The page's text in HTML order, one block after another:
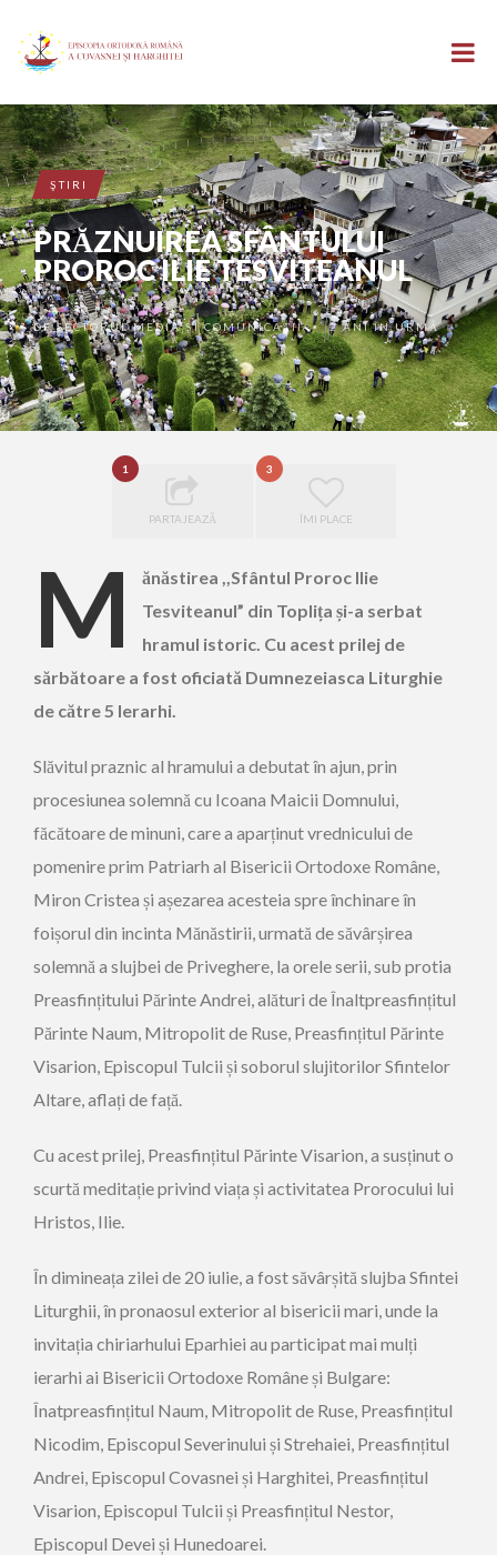
ŞTIRI
PRĂZNUIREA SFÂNTULUI
PROROC ILIE TESVITEANUL
DESECTORUL MEDIA ȘI COMUNICAȚII •2 ANI ÎN URMĂ
1
PARTAJEAZĂ
3
ÎMI PLACE
M
ănăstirea ,,Sfântul Proroc Ilie
Tesviteanul” din Toplița și-a serbat
hramul istoric. Cu acest prilej de
sărbătoare a fost oficiată Dumnezeiasca Liturghie
de către 5 Ierarhi.
Slăvitul praznic al hramului a debutat în ajun, prin
procesiunea solemnă cu Icoana Maicii Domnului,
făcătoare de minuni, care a aparținut vrednicului de
pomenire prim Patriarh al Bisericii Ortodoxe Române,
Miron Cristea și așezarea acesteia spre închinare în
foișorul din incinta Mănăstirii, urmată de săvârșirea
solemnă a slujbei de Priveghere, la orele serii, sub protia
Preasfințitului Părinte Andrei, alături de Înaltpreasfințitul
Părinte Naum, Mitropolit de Ruse, Preasfințitul Părinte
Visarion, Episcopul Tulcii și soborul slujitorilor Sfintelor
Altare, aflați de față.
Cu acest prilej, Preasfințitul Părinte Visarion, a susținut o
scurtă meditație privind viața și activitatea Prorocului lui
Hristos, Ilie.
În dimineața zilei de 20 iulie, a fost săvârșită slujba Sfintei
Liturghii, în pronaosul exterior al bisericii mari, unde la
invitația chiriarhului Eparhiei au participat mai mulți
ierarhi ai Bisericii Ortodoxe Române și Bulgare:
Înatpreasfințitul Naum, Mitropolit de Ruse, Preasfințitul
Nicodim, Episcopul Severinului și Strehaiei, Preasfințitul
Andrei, Episcopul Covasnei și Harghitei, Preasfințitul
Visarion, Episcopul Tulcii și Preasfințitul Nestor,
Episcopul Devei și Hunedoarei.